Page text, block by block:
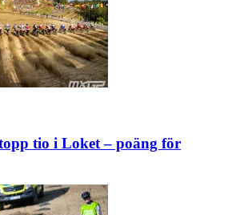
tio i Loket – poäng för